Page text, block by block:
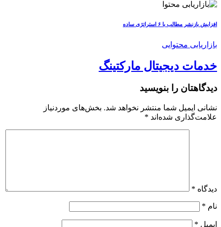
افزایش بازنشر مطالب با ۶ استراتژی ساده
بازاریابی محتوایی
خدمات دیجیتال مارکتینگ
دیدگاهتان را بنویسید
نشانی ایمیل شما منتشر نخواهد شد. بخش‌های موردنیاز
علامت‌گذاری شده‌اند *
دیدگاه *
نام *
ایمیل *